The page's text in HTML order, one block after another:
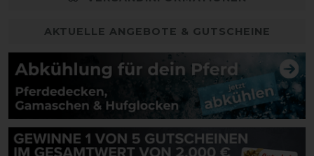
AKTUELLE ANGEBOTE & GUTSCHEINE